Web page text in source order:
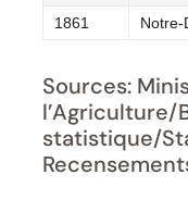
1861
Notre-
Sources:
l’Agriculture/
statistique/